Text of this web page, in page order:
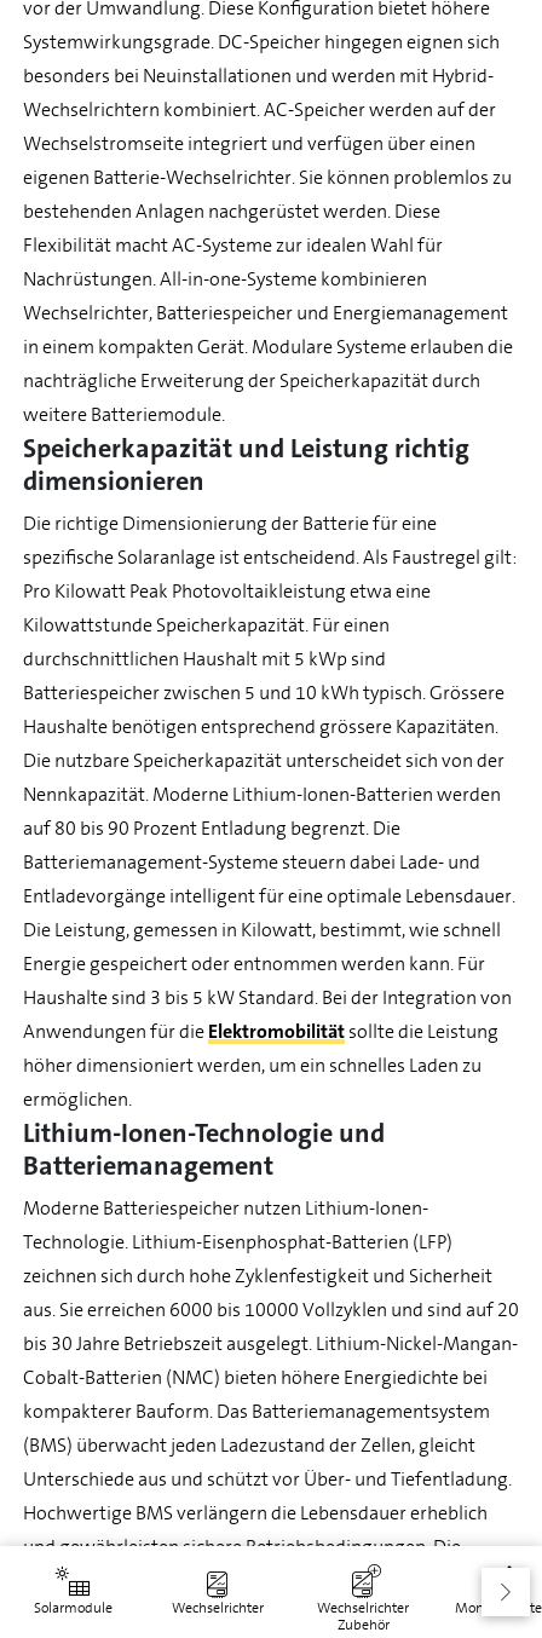
Solarmodule Wechselrichter
Wechselrichter
Zubehör
vor der Umwandlung. Diese Konfiguration bietet höhere
Systemwirkungsgrade. DC-Speicher hingegen eignen sich
besonders bei Neuinstallationen und werden mit Hybrid-
Wechselrichtern kombiniert. AC-Speicher werden auf der
Wechselstromseite integriert und verfügen über einen
eigenen Batterie-Wechselrichter. Sie können problemlos zu
bestehenden Anlagen nachgerüstet werden. Diese
Flexibilität macht AC-Systeme zur idealen Wahl für
Nachrüstungen. All-in-one-Systeme kombinieren
Wechselrichter, Batteriespeicher und Energiemanagement
in einem kompakten Gerät. Modulare Systeme erlauben die
nachträgliche Erweiterung der Speicherkapazität durch
weitere Batteriemodule.
Speicherkapazität und Leistung richtig
dimensionieren
Die richtige Dimensionierung der Batterie für eine
spezifische Solaranlage ist entscheidend. Als Faustregel gilt:
Pro Kilowatt Peak Photovoltaikleistung etwa eine
Kilowattstunde Speicherkapazität. Für einen
durchschnittlichen Haushalt mit 5 kWp sind
Batteriespeicher zwischen 5 und 10 kWh typisch. Grössere
Haushalte benötigen entsprechend grössere Kapazitäten.
Die nutzbare Speicherkapazität unterscheidet sich von der
Nennkapazität. Moderne Lithium-Ionen-Batterien werden
auf 80 bis 90 Prozent Entladung begrenzt. Die
Batteriemanagement-Systeme steuern dabei Lade- und
Entladevorgänge intelligent für eine optimale Lebensdauer.
Die Leistung, gemessen in Kilowatt, bestimmt, wie schnell
Energie gespeichert oder entnommen werden kann. Für
Haushalte sind 3 bis 5 kW Standard. Bei der Integration von
Anwendungen für dieElektromobilitätsollte die Leistung
höher dimensioniert werden, um ein schnelles Laden zu
ermöglichen.
Lithium-Ionen-Technologie und
Batteriemanagement
Moderne Batteriespeicher nutzen Lithium-Ionen-
Technologie. Lithium-Eisenphosphat-Batterien (LFP)
zeichnen sich durch hohe Zyklenfestigkeit und Sicherheit
aus. Sie erreichen 6000 bis 10000 Vollzyklen und sind auf 20
bis 30 Jahre Betriebszeit ausgelegt. Lithium-Nickel-Mangan-
Cobalt-Batterien (NMC) bieten höhere Energiedichte bei
kompakterer Bauform. Das Batteriemanagementsystem
(BMS) überwacht jeden Ladezustand der Zellen, gleicht
Unterschiede aus und schützt vor Über- und Tiefentladung.
Hochwertige BMS verlängern die Lebensdauer erheblich
und gewährleisten sichere Betriebsbedingungen. Die
Systemwirkungsgrade liegen zwischen 90 und 95 Prozent,
das heist: Von jeder eingespeicherten Kilowattstunde